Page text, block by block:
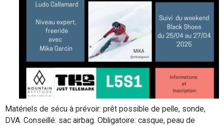
Matériels de sécu à prévoir: prêt possible de pelle, sonde,
DVA. Conseillé: sac airbag. Obligatoire: casque, peau de